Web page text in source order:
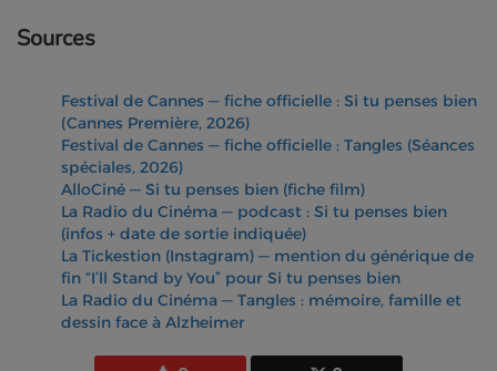
Sources
Festival de Cannes — fiche officielle : Si tu penses bien
(Cannes Première, 2026)
Festival de Cannes — fiche officielle : Tangles (Séances
spéciales, 2026)
AlloCiné — Si tu penses bien (fiche film)
La Radio du Cinéma — podcast : Si tu penses bien
(infos + date de sortie indiquée)
La Tickestion (Instagram) — mention du générique de
fin “I’ll Stand by You” pour Si tu penses bien
La Radio du Cinéma — Tangles : mémoire, famille et
dessin face à Alzheimer